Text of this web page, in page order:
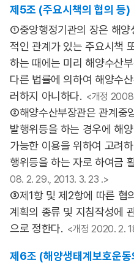
제5조 (주요시책의 협의 등)
①중앙행정기관의 장은 해양
적인 관계가 있는 주요시책
하는 때에는 미리 해양수산
다른 법률에 의하여 해양수
러하지 아니하다. <개정
②해양수산부장관은 관계중
발행위등을 하는 경우에 해
가능한 이용을 위하여 고려
행위등을 하는 자로 하여금
08. 2. 29., 2013. 3. 23 .>
③제1항 및 제2항에 따른 협
계획의 종류 및 지침작성에
으로 정한다. <개정 2020. 2.
제6조 (해양생태계보호운동